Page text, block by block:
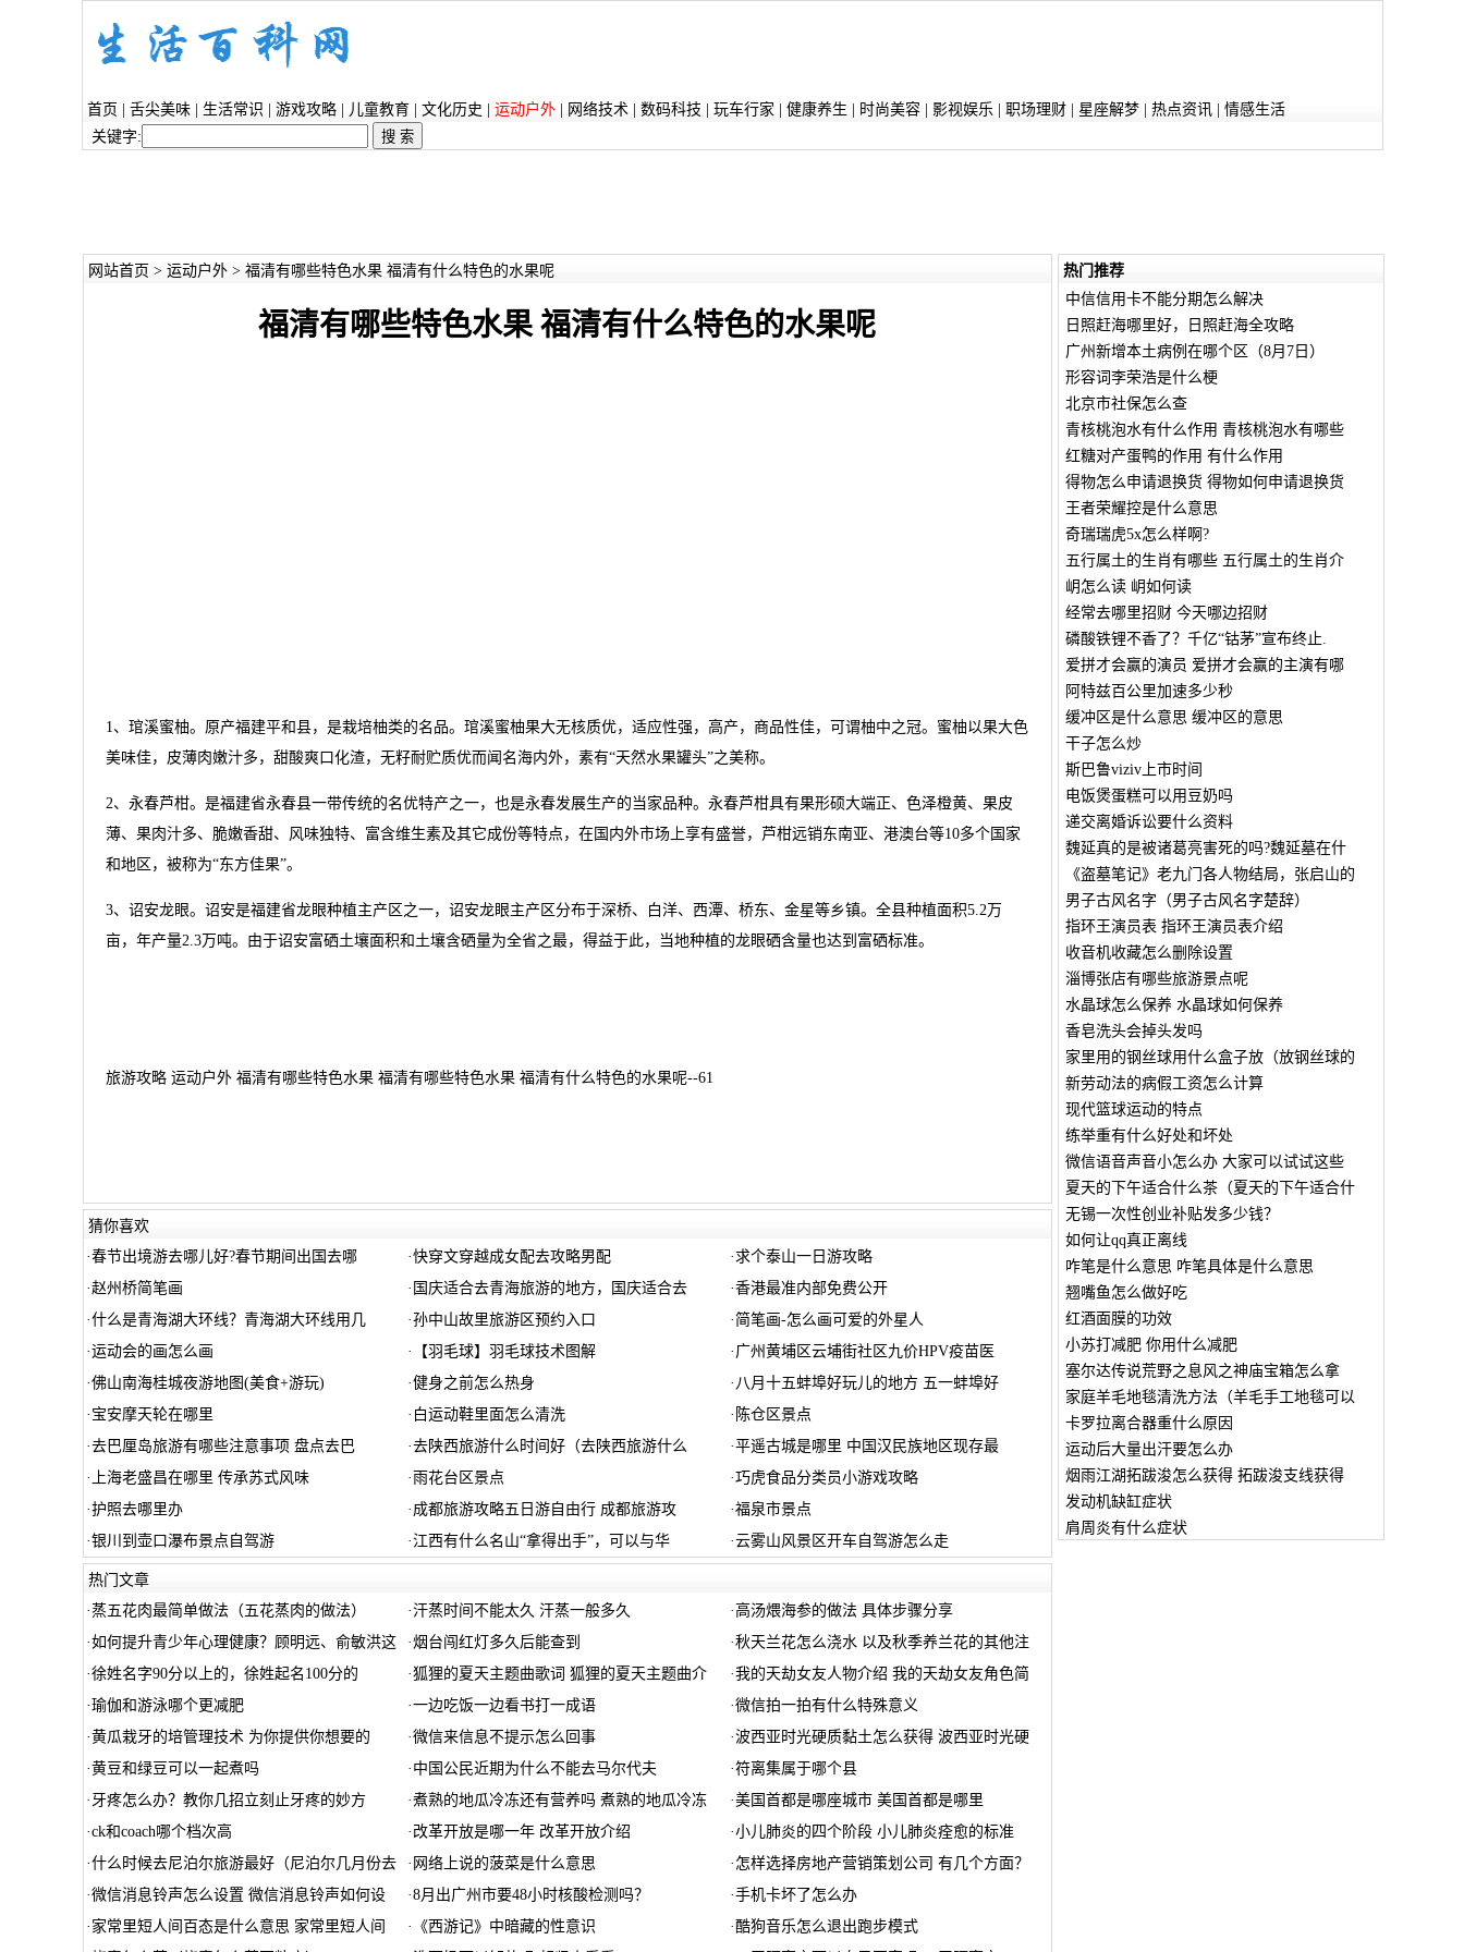
首页 舌尖美味| 生活常识 游戏攻略| 儿童教育| 文化历史 运动户外| 网络技术| 数码科技 玩车行家 健康养生 时尚美容| 影视娱乐 职场理财| 星座解梦| 热点资讯| 情感生活
关键字:
网站首页 > 运动户外> 福清有哪些特色水果 福清有什么特色的水果呢
福清有哪些特色水果 福清有什么特色的水果呢
1、琯溪蜜柚。原产福建平和县，是栽培柚类的名品。琯溪蜜柚果大无核质优，适应性强，高产，商品性佳，可谓柚中之冠。蜜柚以果大色
美味佳，皮薄肉嫩汁多，甜酸爽口化渣，无籽耐贮质优而闻名海内外，素有“天然水果罐头”之美称。
2、永春芦柑。是福建省永春县一带传统的名优特产之一，也是永春发展生产的当家品种。永春芦柑具有果形硕大端正、色泽橙黄、果皮
薄、果肉汁多、脆嫩香甜、风味独特、富含维生素及其它成份等特点，在国内外市场上享有盛誉，芦柑远销东南亚、港澳台等10多个国家
和地区，被称为“东方佳果”。
3、诏安龙眼。诏安是福建省龙眼种植主产区之一，诏安龙眼主产区分布于深桥、白洋、西潭、桥东、金星等乡镇。全县种植面积5.2万
亩，年产量2.3万吨。由于诏安富硒土壤面积和土壤含硒量为全省之最，得益于此，当地种植的龙眼硒含量也达到富硒标准。
旅游攻略 运动户外 福清有哪些特色水果 福清有哪些特色水果 福清有什么特色的水果呢--61
猜你喜欢
·春节出境游去哪儿好?春节期间出国去哪 ·快穿文穿越成女配去攻略男配 ·求个泰山一日游攻略
·赵州桥简笔画 · 国庆适合去青海旅游的地方，国庆适合去 ·香港最准内部免费公开
·什么是青海湖大环线？青海湖大环线用几 ·孙中山故里旅游区预约入口 ·简笔画-怎么画可爱的外星人
·运动会的画怎么画 · 【羽毛球】羽毛球技术图解 · 广州黄埔区云埔街社区九价HPV疫苗医
·佛山南海桂城夜游地图(美食+游玩) ·健身之前怎么热身 · 八月十五蚌埠好玩儿的地方 五一蚌埠好
· 宝安摩天轮在哪里 · 白运动鞋里面怎么清洗 · 陈仓区景点
·去巴厘岛旅游有哪些注意事项 盘点去巴 ·去陕西旅游什么时间好（去陕西旅游什么 ·平遥古城是哪里 中国汉民族地区现存最
· 上海老盛昌在哪里 传承苏式风味 · 雨花台区景点 ·巧虎食品分类员小游戏攻略
·护照去哪里办 · 成都旅游攻略五日游自由行 成都旅游攻 ·福泉市景点
·银川到壶口瀑布景点自驾游 ·江西有什么名山“拿得出手”，可以与华 ·云雾山风景区开车自驾游怎么走
热门文章
· 蒸五花肉最简单做法（五花蒸肉的做法） ·汗蒸时间不能太久 汗蒸一般多久 · 高汤煨海参的做法 具体步骤分享
·如何提升青少年心理健康？顾明远、俞敏洪这 ·烟台闯红灯多久后能查到 ·秋天兰花怎么浇水 以及秋季养兰花的其他注
·徐姓名字90分以上的，徐姓起名100分的 ·狐狸的夏天主题曲歌词 狐狸的夏天主题曲介 ·我的天劫女友人物介绍 我的天劫女友角色简
·瑜伽和游泳哪个更减肥 ·一边吃饭一边看书打一成语 ·微信拍一拍有什么特殊意义
·黄瓜栽牙的培管理技术 为你提供你想要的 ·微信来信息不提示怎么回事 ·波西亚时光硬质黏土怎么获得 波西亚时光硬
·黄豆和绿豆可以一起煮吗 · 中国公民近期为什么不能去马尔代夫 ·符离集属于哪个县
· 牙疼怎么办？教你几招立刻止牙疼的妙方 ·煮熟的地瓜冷冻还有营养吗 煮熟的地瓜冷冻 ·美国首都是哪座城市 美国首都是哪里
·ck和coach哪个档次高 · 改革开放是哪一年 改革开放介绍 ·小儿肺炎的四个阶段 小儿肺炎痊愈的标准
·什么时候去尼泊尔旅游最好（尼泊尔几月份去 · 网络上说的菠菜是什么意思 · 怎样选择房地产营销策划公司 有几个方面？
·微信消息铃声怎么设置 微信消息铃声如何设 ·8月出广州市要48小时核酸检测吗？ ·手机卡坏了怎么办
· 家常里短人间百态是什么意思 家常里短人间 · 《西游记》中暗藏的性意识 ·酷狗音乐怎么退出跑步模式
热门推荐
中信信用卡不能分期怎么解决
日照赶海哪里好，日照赶海全攻略
广州新增本土病例在哪个区（8月7日）
形容词李荣浩是什么梗
北京市社保怎么查
青核桃泡水有什么作用 青核桃泡水有哪些
红糖对产蛋鸭的作用 有什么作用
得物怎么申请退换货 得物如何申请退换货
王者荣耀控是什么意思
奇瑞瑞虎5x怎么样啊?
五行属土的生肖有哪些 五行属土的生肖介
岄怎么读 岄如何读
经常去哪里招财 今天哪边招财
磷酸铁锂不香了？千亿“钴茅”宣布终止.
爱拼才会赢的演员 爱拼才会赢的主演有哪
阿特兹百公里加速多少秒
缓冲区是什么意思 缓冲区的意思
干子怎么炒
斯巴鲁viziv上市时间
电饭煲蛋糕可以用豆奶吗
递交离婚诉讼要什么资料
魏延真的是被诸葛亮害死的吗?魏延墓在什
《盗墓笔记》老九门各人物结局，张启山的
男子古风名字（男子古风名字楚辞）
指环王演员表 指环王演员表介绍
收音机收藏怎么删除设置
淄博张店有哪些旅游景点呢
水晶球怎么保养 水晶球如何保养
香皂洗头会掉头发吗
家里用的钢丝球用什么盒子放（放钢丝球的
新劳动法的病假工资怎么计算
现代篮球运动的特点
练举重有什么好处和坏处
微信语音声音小怎么办 大家可以试试这些
夏天的下午适合什么茶（夏天的下午适合什
无锡一次性创业补贴发多少钱？
如何让qq真正离线
咋笔是什么意思 咋笔具体是什么意思
翘嘴鱼怎么做好吃
红酒面膜的功效
小苏打减肥 你用什么减肥
塞尔达传说荒野之息风之神庙宝箱怎么拿
家庭羊毛地毯清洗方法（羊毛手工地毯可以
卡罗拉离合器重什么原因
运动后大量出汗要怎么办
烟雨江湖拓跋浚怎么获得 拓跋浚支线获得
发动机缺缸症状
肩周炎有什么症状